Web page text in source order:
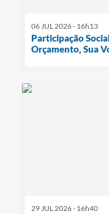
06 JUL 2026 - 16h13
Participação
Orçamento, Sua
29 JUL 2026 - 16h40